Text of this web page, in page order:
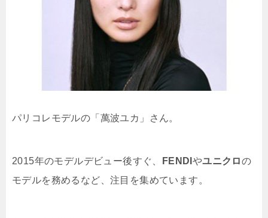
パリコレモデルの「萬波ユカ」さん。
2015年のモデルデビュー後すぐ、 FENDI やユニクロの
モデルを務めるなど、注目を集めています。